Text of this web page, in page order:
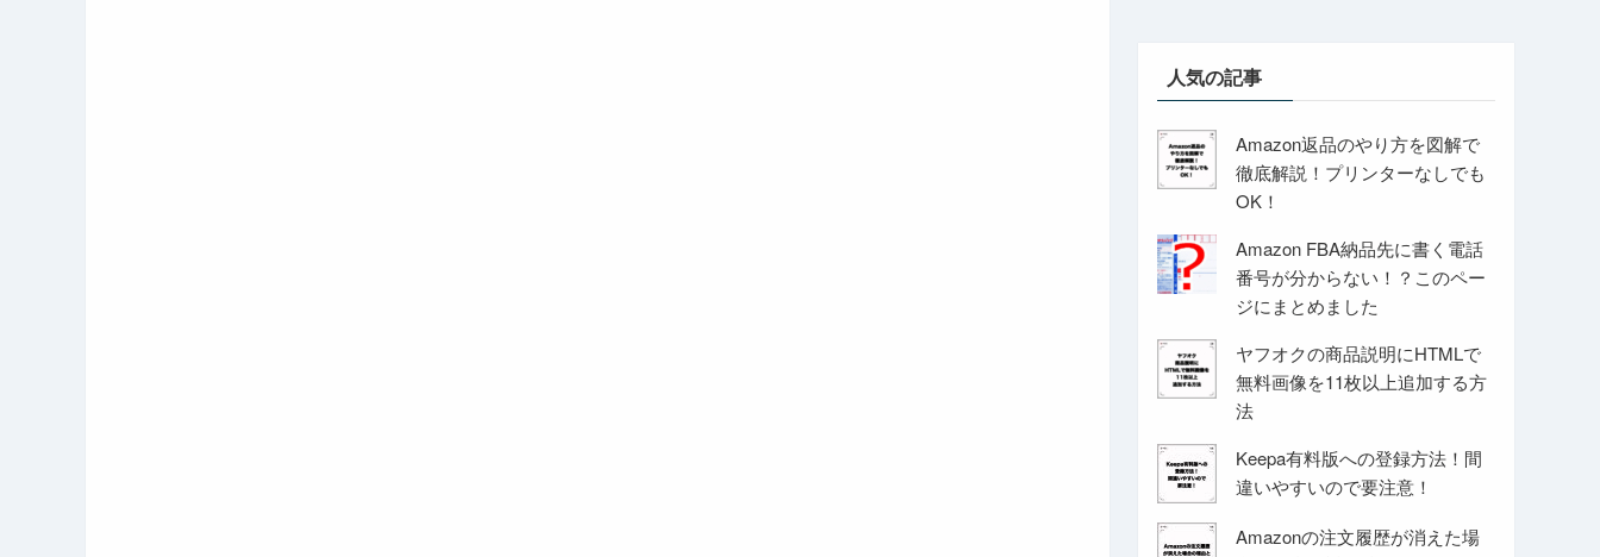
人気の記事
Amazon返品のやり方を図解で
徹底解説！プリンターなしでも
OK！
Amazon FBA納品先に書く電話
番号が分からない！？このペー
ジにまとめました
ヤフオクの商品説明にHTMLで
無料画像を11枚以上追加する方
法
Keepa有料版への登録方法！間
違いやすいので要注意！
Amazonの注文履歴が消えた場